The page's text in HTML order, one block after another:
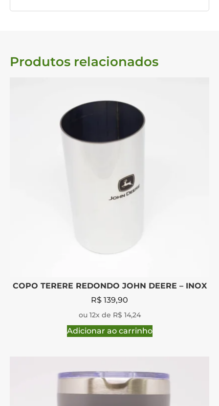
Produtos relacionados
COPO TERERE REDONDO JOHN DEERE – INOX
R$ 139,90
ou 12x de R$ 14,24
Adicionar ao carrinho